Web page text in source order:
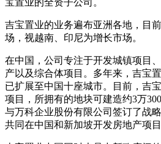
宝置业的全资子公司。
吉宝置业的业务遍布亚洲各地，目
场，视越南、印尼为增长市场。
在中国，公司专注于开发城镇项目
产以及综合体项目。多年来，吉宝
已扩展至中国十座城市。目前，吉
项目，所拥有的地块可建造约3万
与万科企业股份有限公司签订了战
共同在中国和新加坡开发房地产项目